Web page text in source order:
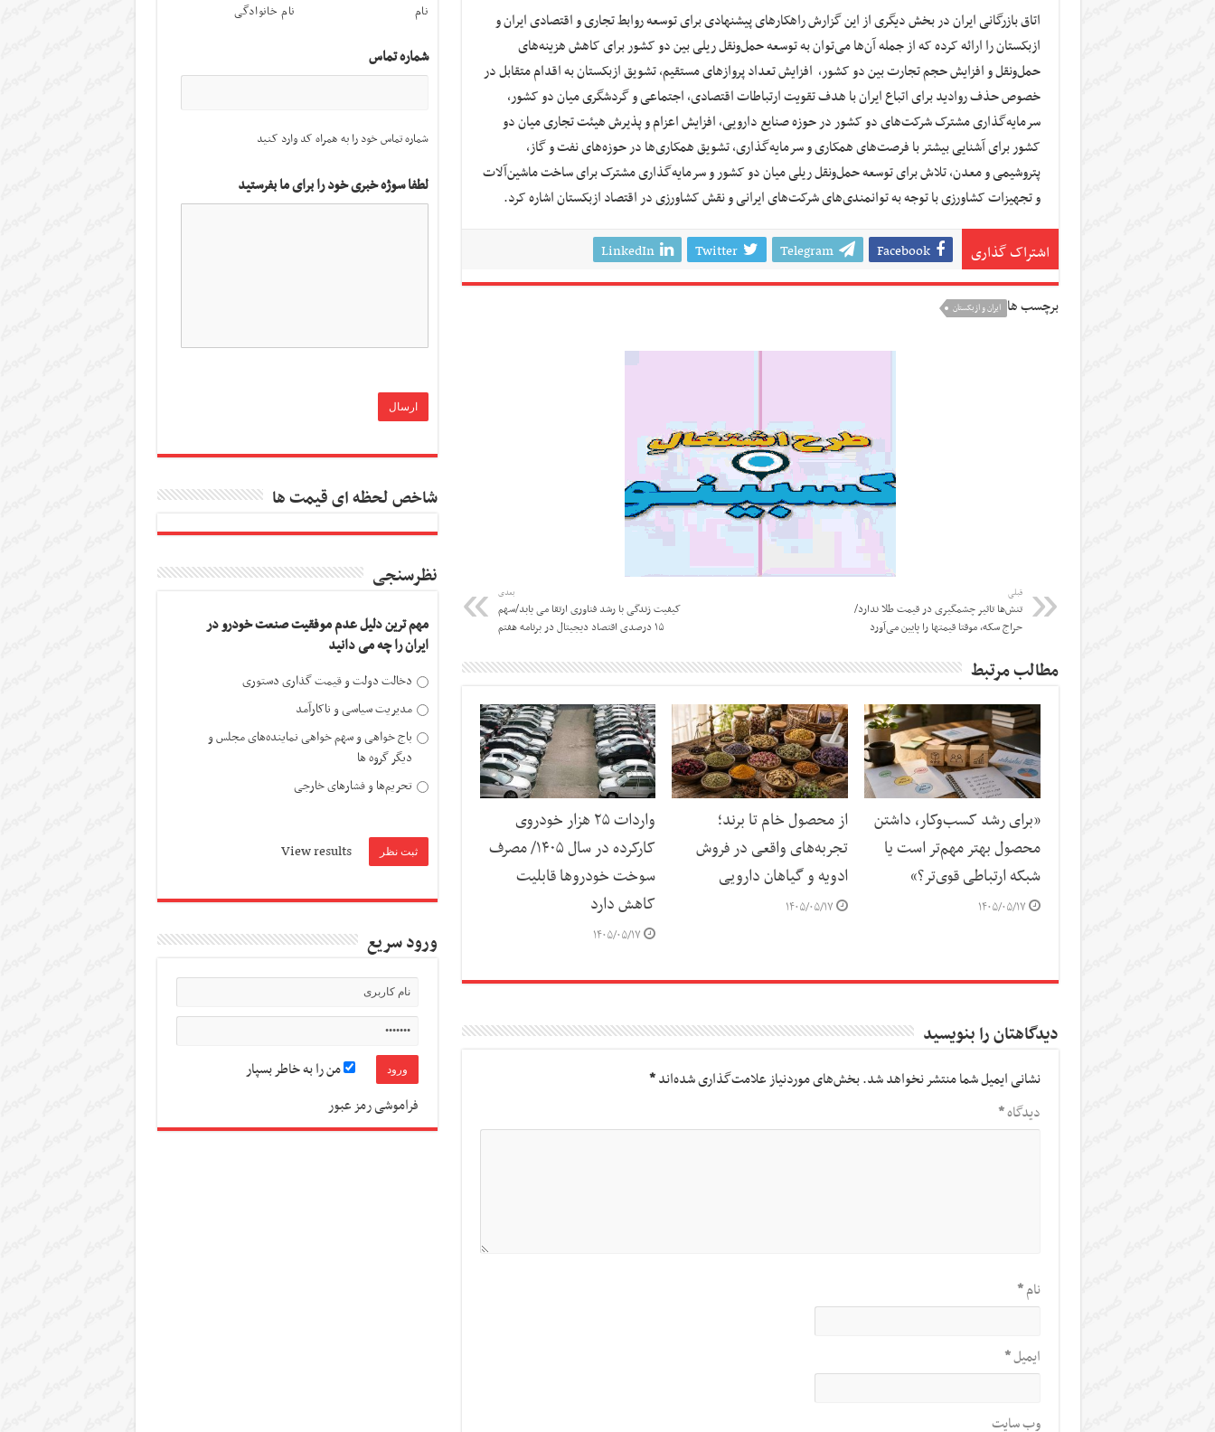
اتاق بازرگانی ایران در بخش دیگری از این گزارش راهکارهای پیشنهادی برای توسعه روابط تجاری و اقتصادی ایران و
ازبکستان را ارائه کرده که از جمله آن‌ها می‌توان به توسعه حمل‌ونقل ریلی بین دو کشور برای کاهش هزینه‌های
حمل‌ونقل و افزایش حجم تجارت بین دو کشور، افزایش تعداد پروازهای مستقیم، تشویق ازبکستان به اقدام متقابل در
خصوص حذف روادید برای اتباع ایران با هدف تقویت ارتباطات اقتصادی، اجتماعی و گردشگری میان دو کشور،
سرمایه‌گذاری مشترک شرکت‌های دو کشور در حوزه صنایع دارویی، افزایش اعزام و پذیرش هیئت تجاری میان دو
کشور برای آشنایی بیشتر با فرصت‌های همکاری و سرمایه‌گذاری، تشویق همکاری‌ها در حوزه‌های نفت و گاز،
پتروشیمی و معدن، تلاش برای توسعه حمل‌ونقل ریلی میان دو کشور و سرمایه‌گذاری مشترک برای ساخت ماشین‌آلات
و تجهیزات کشاورزی با توجه به توانمندی‌های شرکت‌های ایرانی و نقش کشاورزی در اقتصاد ازبکستان اشاره کرد.
اشتراک گذاری Facebook
Telegram
Twitter
LinkedIn
برچسب ها ایران و ازبکستان
قبلی
تنش‌ها تاثیر چشمگیری در قیمت طلا ندارد/
حراج سکه، موقتا قیمت‎ها را پایین می‌آورد
بعدی
کیفیت زندگی با رشد فناوری ارتقا می یابد/سهم
۱۵ درصدی اقتصاد دیجیتال در برنامه هفتم
مطالب مرتبط
«برای رشد کسب‌وکار، داشتن
محصول بهتر مهم‌تر است یا
شبکه ارتباطی قوی‌تر؟»
۱۴۰۵/۰۵/۱۷
از محصول خام تا برند؛
تجربه‌های واقعی در فروش
ادویه و گیاهان دارویی
۱۴۰۵/۰۵/۱۷
واردات ۲۵ هزار خودروی
کارکرده در سال ۱۴۰۵/ مصرف
سوخت خودرو‌ها قابلیت
کاهش دارد
۱۴۰۵/۰۵/۱۷
دیدگاهتان را بنویسید
نشانی ایمیل شما منتشر نخواهد شد.بخش‌های موردنیاز علامت‌گذاری شده‌اند*
دیدگاه*
نام*
ایمیل*
وب‌ سایت
نام نام خانوادگی
شماره تماس
شماره تماس خود را به همراه کد وارد کنید
لطفا سوژه خبری خود را برای ما بفرستید
شاخص لحظه ای قیمت ها
نظرسنجی
مهم ترین دلیل عدم موفقیت صنعت خودرو در
ایران را چه می دانید
دخالت دولت و قیمت گذاری دستوری
مدیریت سیاسی و ناکارآمد
باج خواهی و سهم خواهی نماینده‌های مجلس و
دیگر گروه ها
تحریم‌ها و فشارهای خارجی
View results
ورود سریع
من را به خاطر بسپار
فراموشی رمز عبور